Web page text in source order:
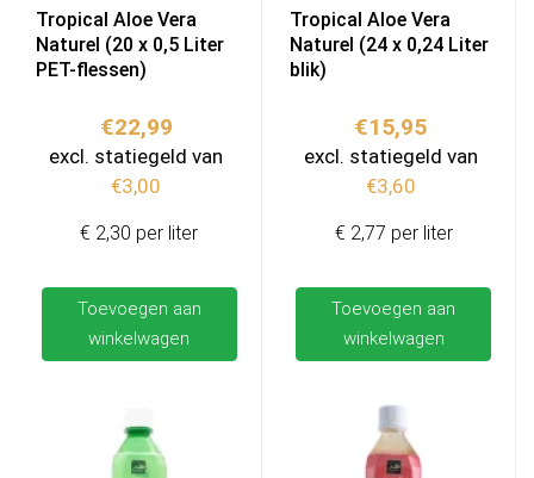
Tropical Aloe Vera
Naturel (20 x 0,5 Liter
PET-flessen)
€22,99
excl. statiegeld van
€3,00
Toevoegen aan
winkelwagen
€ 2,30 per liter
Tropical Aloe Vera
Naturel (24 x 0,24 Liter
blik)
€15,95
excl. statiegeld van
€3,60
Toevoegen aan
winkelwagen
€ 2,77 per liter